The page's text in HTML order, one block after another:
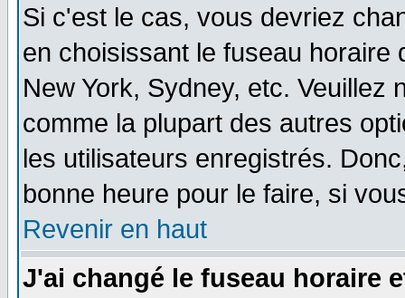
Si c'est le cas, vous devriez
en choisissant le fuseau
New York, Sydney, etc. Veuillez
comme la plupart des autres
les utilisateurs enregistrés.
bonne heure pour le faire, si
Revenir en haut
J'ai changé le fuseau horaire